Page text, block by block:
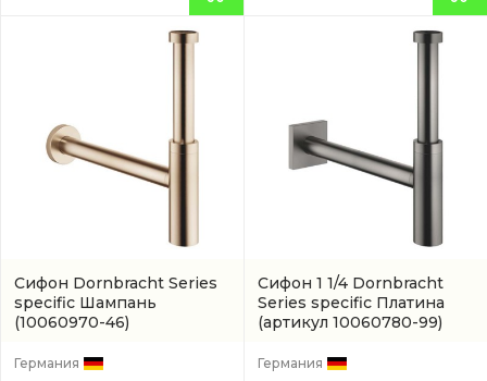
Сифон Dornbracht Series
specific Шампань
(10060970-46)
Германия
Сифон 1 1/4 Dornbracht
Series specific Платина
(артикул 10060780-99)
Германия